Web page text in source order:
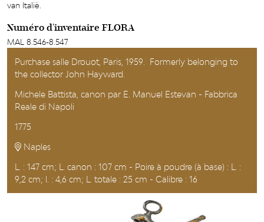
van Italië.
Numéro d'inventaire FLORA
MAL 8.546-8.547
Purchase salle Drouot, Paris, 1959. Formerly belonging to
the collector John Hayward.
Michele Battista, canon par E. Manuel Estevan - Fabbrica
Reale di Napoli
1775
Naples
L. : 147 cm; L. canon : 107 cm - Poire à poudre (à base) : L. :
9,2 cm; l. : 4,6 cm; L. totale : 25 cm - Calibre : 16